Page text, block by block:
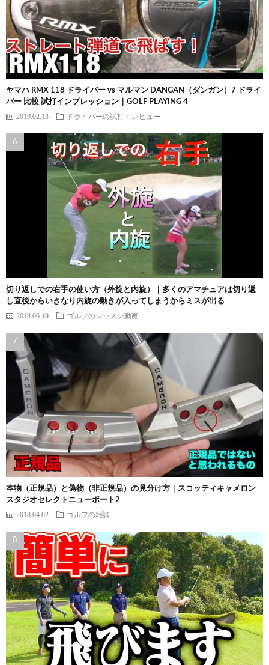
ヤマハ RMX 118 ドライバー vs マルマン DANGAN（ダンガン）7 ドライ
バー 比較 試打インプレッション｜GOLF PLAYING 4
2019.02.13 ドライバーの試打・レビュー
切り返しでの右手の使い方（外旋と内旋）｜多くのアマチュアは切り返
し直後からいきなり内旋の動きが入ってしまうからミスが出る
2018.06.19 ゴルフのレッスン動画
本物（正規品）と偽物（非正規品）の見分け方｜スコッティキャメロン
スタジオセレクトニューポート2
2018.04.02 ゴルフの雑談